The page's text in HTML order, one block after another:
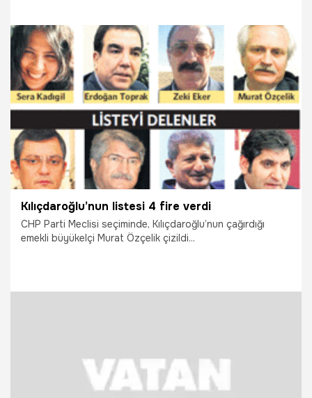
29.09.2021 Gündem
Kılıçdaroğlu’nun listesi 4 fire verdi
CHP Parti Meclisi seçiminde, Kılıçdaroğlu’nun çağırdığı
emekli büyükelçi Murat Özçelik çizildi...